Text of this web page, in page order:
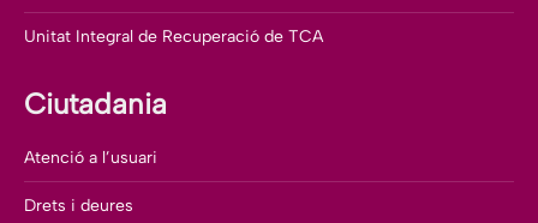
Unitat Integral de Recuperació de TCA
Ciutadania
Atenció a l’usuari
Drets i deures